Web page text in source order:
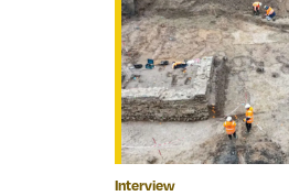
Interview